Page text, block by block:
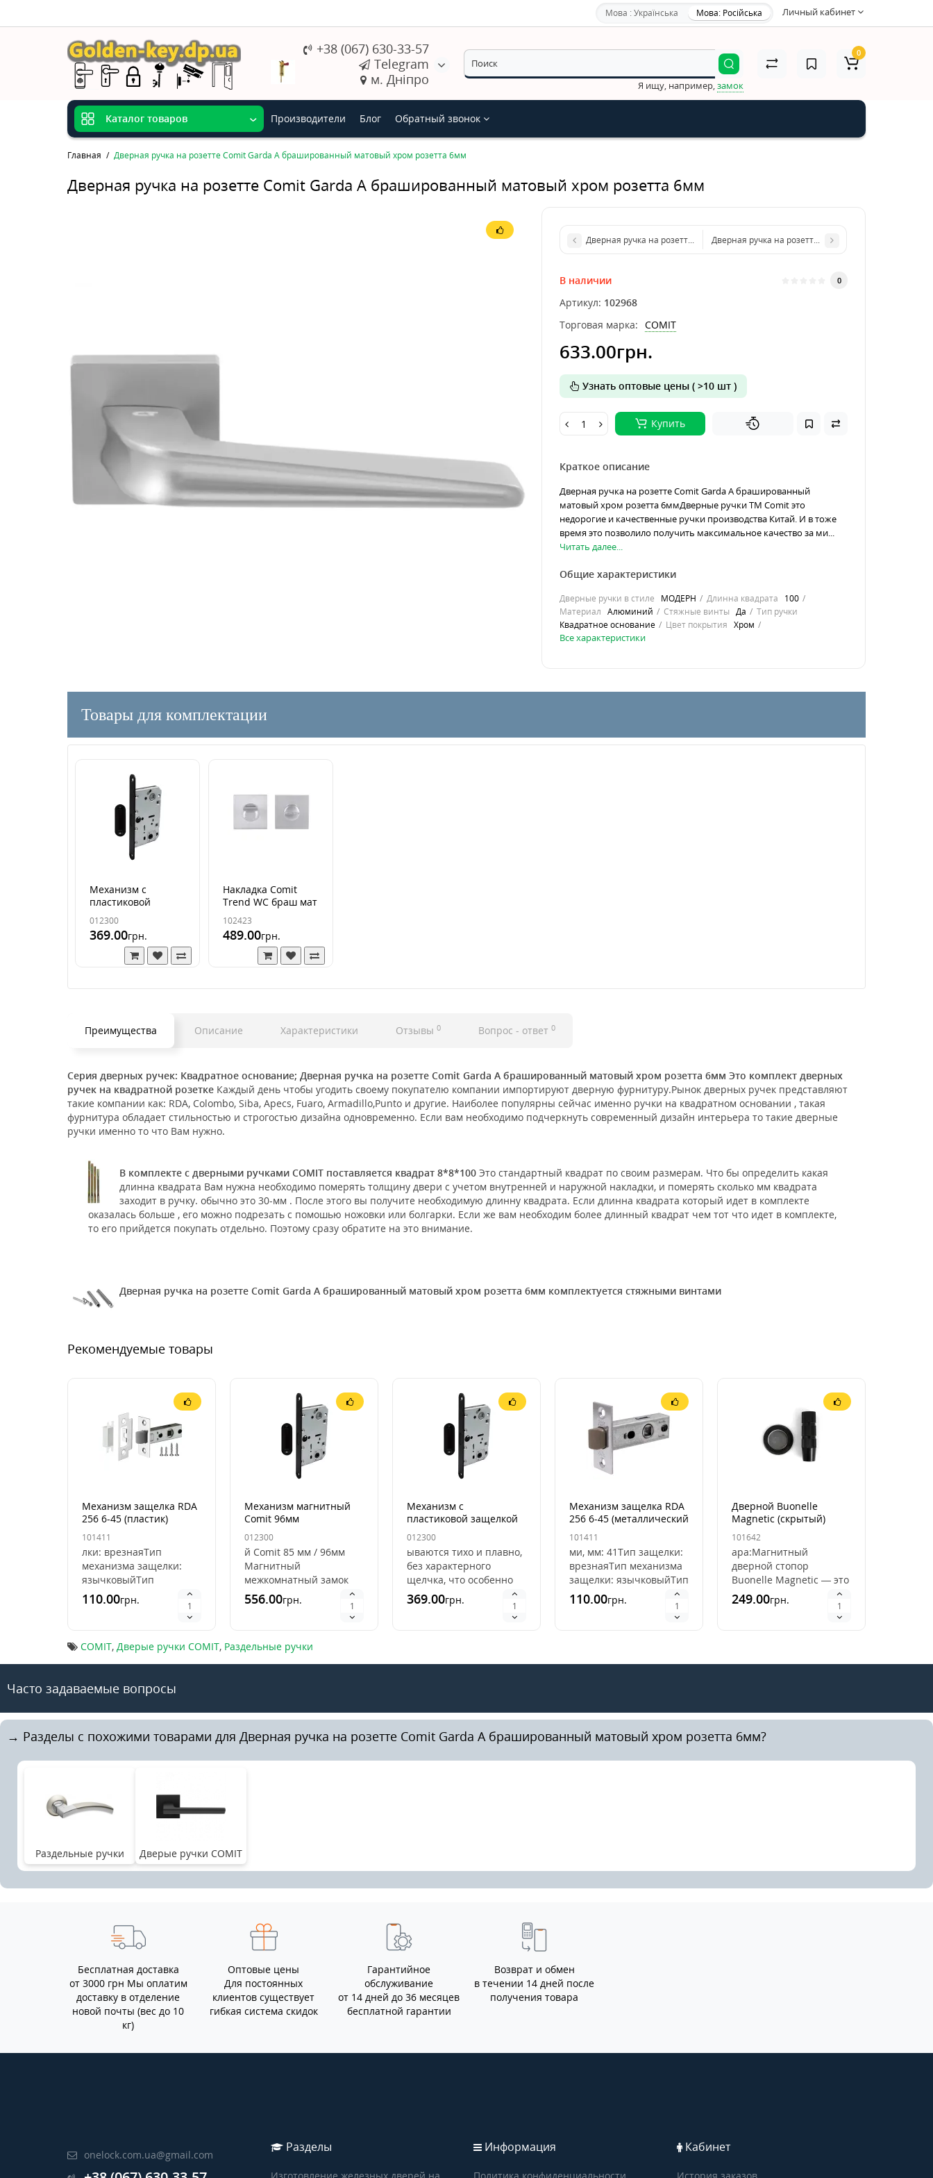
Личный кабинет
Мова : Українська Мова: Російська
+38 (067) 630-33-57
Telegram
м. Дніпро
Я ищу, например, замок
0
Каталог товаров Производители Блог Обратный звонок
Главная Дверная ручка на розетте Comit Garda А брашированный матовый хром розетта 6мм
Дверная ручка на розетте Comit Garda А брашированный матовый хром розетта 6мм
Дверная ручка на розетте Comit Garda А брашированный матовый никель
Дверная ручка на розетте Comit Grand R59 хром
В наличии 0
Артикул: 102968
Торговая марка: COMIT
633.00грн.
Узнать оптовые цены ( >10 шт )
Купить
Краткое описание
Дверная ручка на розетте Comit Garda А брашированный
матовый хром розетта 6ммДверные ручки ТМ Comit это
недорогие и качественные ручки производства Китай. И в тоже
время это позволило получить максимальное качество за ми...
Читать далее...
Общие характеристики
Дверные ручки в стиле МОДЕРН Длинна квадрата
100
Материал Алюминий Стяжные винты Да
Тип ручки
Квадратное основание
Цвет покрытия Хром
Все характеристики
Товары для комплектации
Механизм с
пластиковой
защелкой Comit
96мм WC
012300
369.00грн.
Накладка Comit
Trend WC браш мат
хром (роз 6мм)
102423
489.00грн.
Преимущества Описание Характеристики Отзывы 0 Вопрос - ответ 0
Серия дверных ручек: Квадратное основание; Дверная ручка на розетте Comit Garda А брашированный матовый хром розетта 6мм Это комплект дверных
ручек на квадратной розетке Каждый день чтобы угодить своему покупателю компании импортируют дверную фурнитуру.Рынок дверных ручек представляют
такие компании как: RDA, Colombo, Siba, Apecs, Fuaro, Armadillo,Punto и другие. Наиболее популярны сейчас именно ручки на квадратном основании , такая
фурнитура обладает стильностью и строгостью дизайна одновременно. Если вам необходимо подчеркнуть современный дизайн интерьера то такие дверные
ручки именно то что Вам нужно.
В комплекте с дверными ручками COMIT поставляется квадрат 8*8*100 Это стандартный квадрат по своим размерам. Что бы определить какая
длинна квадрата Вам нужна необходимо померять толщину двери с учетом внутренней и наружной накладки, и померять сколько мм квадрата
заходит в ручку. обычно это 30-мм . После этого вы получите необходимую длинну квадрата. Если длинна квадрата который идет в комплекте
оказалась больше , его можно подрезать с помошью ножовки или болгарки. Если же вам необходим более длинный квадрат чем тот что идет в комплекте,
то его прийдется покупать отдельно. Поэтому сразу обратите на это внимание.
Дверная ручка на розетте Comit Garda А брашированный матовый хром розетта 6мм комплектуется стяжными винтами
Рекомендуемые товары
Механизм защелка RDA
256 6-45 (пластик)
101411
лки: врезнаяТип
механизма защелки:
язычковыйТип
торцевой планки:
прямоугольнаяЦвета в
110.00грн.
Механизм магнитный
Comit 96мм
(защелка+фиксатор)
012300
й Comit 85 мм / 96мм
Магнитный
межкомнатный замок
Comit — современное и
практичное решение
556.00грн.
Механизм с
пластиковой защелкой
Comit 96мм WC
012300
ываются тихо и плавно,
без характерного
щелчка, что особенно
важно для жилых
помещений. Врезная
369.00грн.
Механизм защелка RDA
256 6-45 (металлический
язычок)
101411
ми, мм: 41Тип защелки:
врезнаяТип механизма
защелки: язычковыйТип
торцевой планки:
прямоугольнаяЦвета в
110.00грн.
Дверной Buonelle
Magnetic (скрытый)
101642
ара:Магнитный
дверной стопор
Buonelle Magnetic — это
современное решение
для защиты
межкомнатных дверей и
249.00грн.
COMIT, Дверые ручки COMIT, Раздельные ручки
Часто задаваемые вопросы
→ Разделы с похожими товарами для Дверная ручка на розетте Comit Garda А брашированный матовый хром розетта 6мм?
Раздельные ручки Дверые ручки COMIT
Бесплатная доставка
от 3000 грн Мы оплатим
доставку в отделение
новой почты (вес до 10
кг)
Оптовые цены
Для постоянных
клиентов существует
гибкая система скидок
Гарантийное
обслуживание
от 14 дней до 36 месяцев
бесплатной гарантии
Возврат и обмен
в течении 14 дней после
получения товара
onelock.com.ua@gmail.com
Разделы Информация Кабинет